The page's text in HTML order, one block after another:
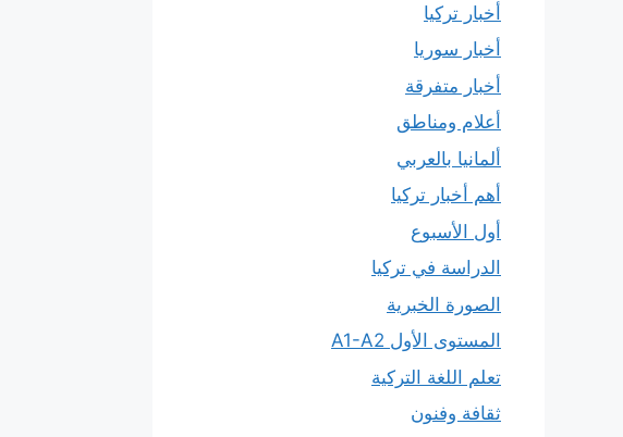
أخبار تركيا
أخبار سوريا
أخبار متفرقة
أعلام ومناطق
ألمانيا بالعربي
أهم أخبار تركيا
أول الأسبوع
الدراسة في تركيا
الصورة الخبرية
المستوى الأول A1-A2
تعلم اللغة التركية
ثقافة وفنون